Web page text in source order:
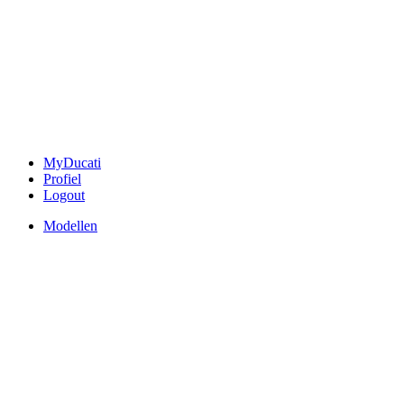
MyDucati
Profiel
Logout
Modellen